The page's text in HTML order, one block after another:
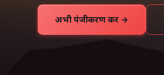
अभी पंजीकरण करें →